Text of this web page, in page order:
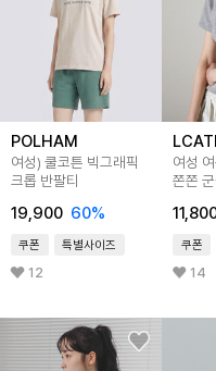
POLHAM
여성) 쿨코튼 빅그래픽
크롭 반팔티
19,900 60%
쿠폰 특별사이즈
12
여성
쫀쫀
쿠폰
14